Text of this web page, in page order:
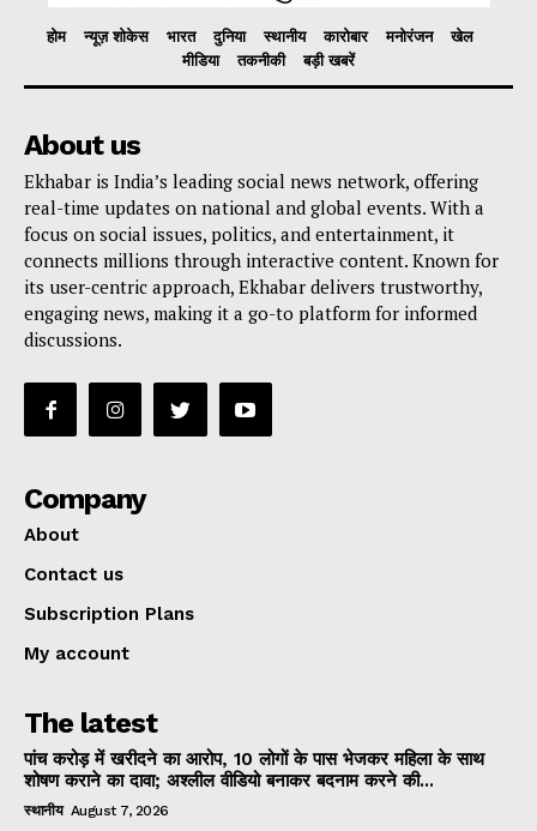
होम न्यूज़ शोकेस भारत दुनिया स्थानीय कारोबार मनोरंजन
खेल
मीडिया
तकनीकी बड़ी खबरें
About us
Ekhabar is India’s leading social news network, offering
real-time updates on national and global events. With a
focus on social issues, politics, and entertainment, it
connects millions through interactive content. Known for
its user-centric approach, Ekhabar delivers trustworthy,
engaging news, making it a go-to platform for informed
discussions.
Company
About
Contact us
Subscription Plans
My account
The latest
पांच करोड़ में खरीदने का आरोप, 10 लोगों के पास भेजकर महिला के साथ
शोषण कराने का दावा; अश्लील वीडियो बनाकर बदनाम करने की...
स्थानीय August 7, 2026